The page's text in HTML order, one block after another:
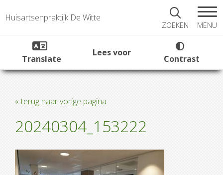
Huisartsenpraktijk De Witte
ZOEKEN MENU
Translate
Lees voor
Contrast
« terug naar vorige pagina
20240304_153222